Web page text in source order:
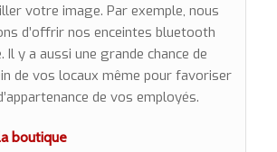
votre image. Par exemple, nous
d’offrir nos enceintes bluetooth
Il y a aussi une grande chance de
de vos locaux même pour favoriser
de vos employés.
boutique